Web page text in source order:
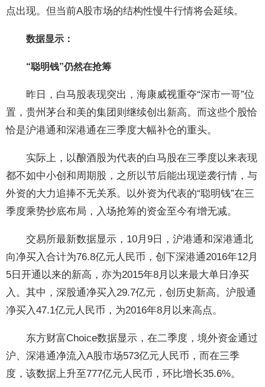
点出现。但当前A股市场的结构性慢牛行情将会延续。
数据显示：
“聪明钱”仍然在抢筹
昨日，白马股表现突出，海康威视重夺“深市一哥”位
置，贵州茅台和美的集团则继续创出新高。而这些个股恰
恰是沪港通和深港通在三季度大幅补仓的重头。
实际上，以酿酒股为代表的白马股在三季度以来表现
都不如中小创和周期股，之所以节后能出现逆袭行情，与
外资的大力追捧不无关系。以外资为代表的“聪明钱”在三
季度乘势抄底布局，入场抢筹的资金至今有增无减。
交易所最新数据显示，10月9日，沪港通和深港通北
向净买入合计为76.8亿元人民币，创下深港通2016年12月
5日开通以来的新高，亦为2015年8月以来最大单日净买
入。其中，深股通净买入29.7亿元，创历史新高。沪股通
净买入47.1亿元人民币，为2016年8月以来高点。
东方财富Choice数据显示，在二季度，境外资金通过
沪、深港通净流入A股市场573亿元人民币，而在三季
度，该数据上升至777亿元人民币，环比增长35.6%。